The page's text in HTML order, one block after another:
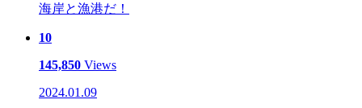
海岸と漁港だ！
10
145,850 Views
2024.01.09